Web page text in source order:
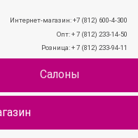
Интернет-магазин: +7 (812) 600-4-300
Опт: + 7 (812) 233-14-50
Розница: + 7 (812) 233-94-11
Салоны